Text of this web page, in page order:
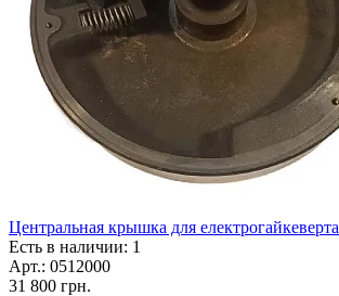
Центральная крышка для електрогайкеверта
Есть в наличии: 1
Арт.: 0512000
31 800 грн.